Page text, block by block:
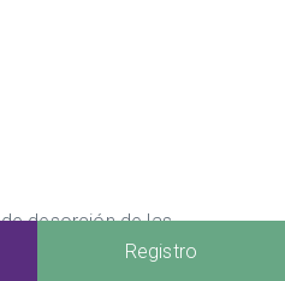
desorción de las
de lostubos
Registro